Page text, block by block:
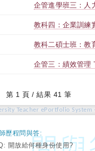
企管進學班三：人
教科四：企業訓練
教科二碩士班：教
企管三：績效管理
第 1 頁 / 結果 41 筆
Teacher ePortfolio
歷程問與答:
開放給何種身份使用?